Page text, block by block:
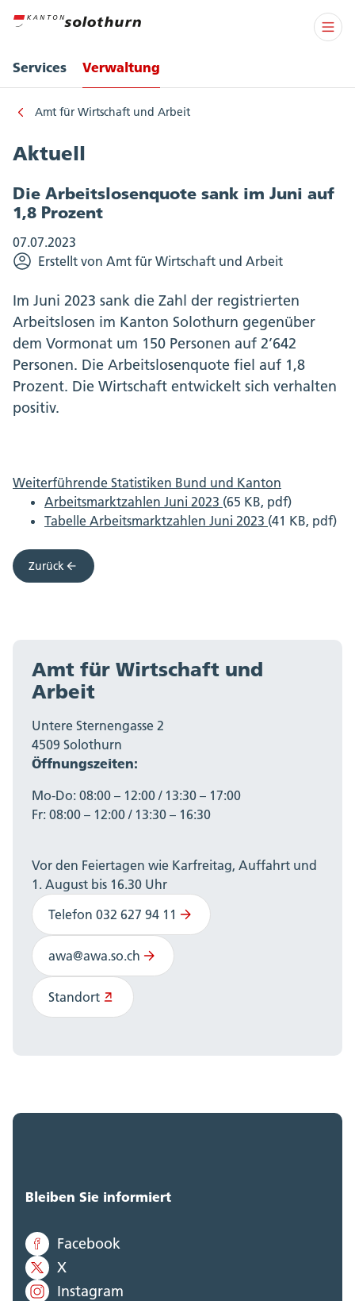
Services Verwaltung
Amt für Wirtschaft und Arbeit
Aktuell
Die Arbeitslosenquote sank im Juni auf
1,8 Prozent
07.07.2023
Erstellt von Amt für Wirtschaft und Arbeit
Im Juni 2023 sank die Zahl der registrierten
Arbeitslosen im Kanton Solothurn gegenüber
dem Vormonat um 150 Personen auf 2’642
Personen. Die Arbeitslosenquote fiel auf 1,8
Prozent. Die Wirtschaft entwickelt sich verhalten
positiv.
Weiterführende Statistiken Bund und Kanton
Arbeitsmarktzahlen Juni 2023 (65 KB, pdf)
Tabelle Arbeitsmarktzahlen Juni 2023 (41 KB, pdf)
Zurück
Amt für Wirtschaft und
Arbeit
Untere Sternengasse 2
4509 Solothurn
Öffnungszeiten:
Mo-Do: 08:00 – 12:00 / 13:30 – 17:00
Fr: 08:00 – 12:00 / 13:30 – 16:30
Vor den Feiertagen wie Karfreitag, Auffahrt und
1. August bis 16.30 Uhr
Telefon 032 627 94 11
awa@awa.so.ch
Standort
Bleiben Sie informiert
Facebook
X
Instagram